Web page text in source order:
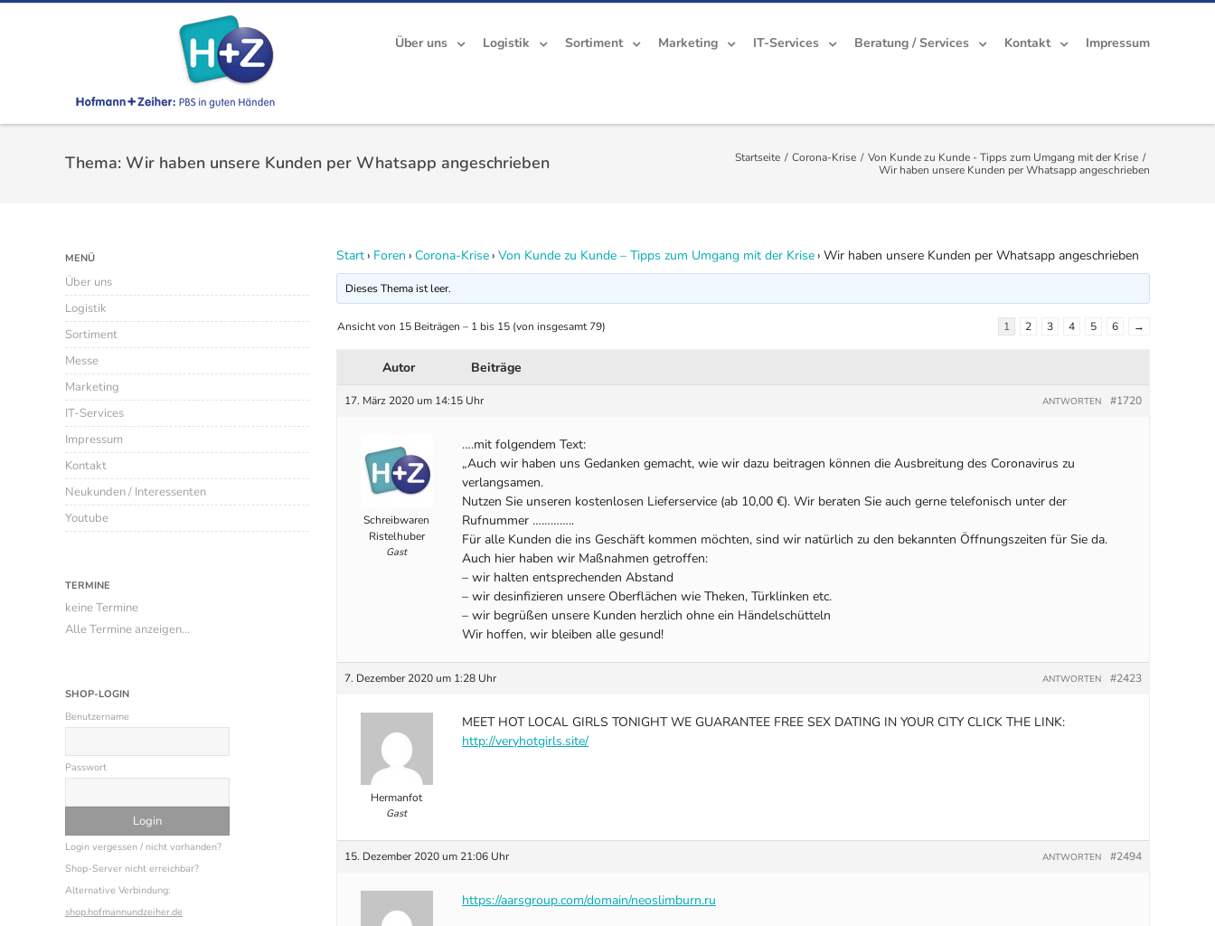
Über uns Logistik Sortiment Marketing IT-Services Beratung / Services Kontakt Impressum
Thema: Wir haben unsere Kunden per Whatsapp angeschrieben Startseite / Corona-Krise / Von Kunde zu Kunde - Tipps zum Umgang mit der Krise /
Wir haben unsere Kunden per Whatsapp angeschrieben
Start› Foren › Corona-Krise› Von Kunde zu Kunde – Tipps zum Umgang mit der Krise› Wir haben unsere Kunden per Whatsapp angeschrieben
Dieses Thema ist leer.
Ansicht von 15 Beiträgen – 1 bis 15 (von insgesamt 79) 1 2 3 4 5 6 →
Autor Beiträge
17. März 2020 um 14:15 Uhr #1720
ANTWORTEN
Schreibwaren
Ristelhuber
Gast
….mit folgendem Text:
„Auch wir haben uns Gedanken gemacht, wie wir dazu beitragen können die Ausbreitung des Coronavirus zu
verlangsamen.
Nutzen Sie unseren kostenlosen Lieferservice (ab 10,00 €). Wir beraten Sie auch gerne telefonisch unter der
Rufnummer …………..
Für alle Kunden die ins Geschäft kommen möchten, sind wir natürlich zu den bekannten Öffnungszeiten für Sie da.
Auch hier haben wir Maßnahmen getroffen:
– wir halten entsprechenden Abstand
– wir desinfizieren unsere Oberflächen wie Theken, Türklinken etc.
– wir begrüßen unsere Kunden herzlich ohne ein Händelschütteln
Wir hoffen, wir bleiben alle gesund!
7. Dezember 2020 um 1:28 Uhr #2423
ANTWORTEN
Hermanfot
Gast
MEET HOT LOCAL GIRLS TONIGHT WE GUARANTEE FREE SEX DATING IN YOUR CITY CLICK THE LINK:
http://veryhotgirls.site/
15. Dezember 2020 um 21:06 Uhr #2494
ANTWORTEN
https://aarsgroup.com/domain/neoslimburn.ru
MENÜ
Über uns
Logistik
Sortiment
Messe
Marketing
IT-Services
Impressum
Kontakt
Neukunden / Interessenten
Youtube
TERMINE
keine Termine
Alle Termine anzeigen...
SHOP-LOGIN
Benutzername
Passwort
Login vergessen / nicht vorhanden?
Shop-Server nicht erreichbar?
Alternative Verbindung:
shop.hofmannundzeiher.de